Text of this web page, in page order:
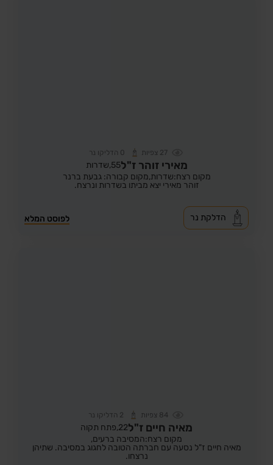
27 צפיות 0 הדליקו נר
מאירי זוהר ז"ל55, שדרות
מקום רצח:שדרות,מקום קבורה: גבעת ברנר
זוהר מאירי יצא מביתו בשדרות ונרצח.
לפוסט המלא הדלקת נר
84 צפיות 2 הדליקו נר
מאיה חיים ז"ל22, פתח תקוה
מקום רצח:המסיבה ברעים,
מאיה חיים ז"ל נסעה עם חברתה הטובה לחגוג במסיבה. שתיהן
נרצחו.